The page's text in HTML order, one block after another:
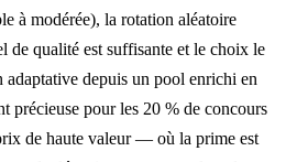
à modérée), la rotation aléatoire
de qualité est suffisante et le choix le
depuis un pool enrichi en
précieuse pour les 20 % de concours
de haute valeur — où la prime est